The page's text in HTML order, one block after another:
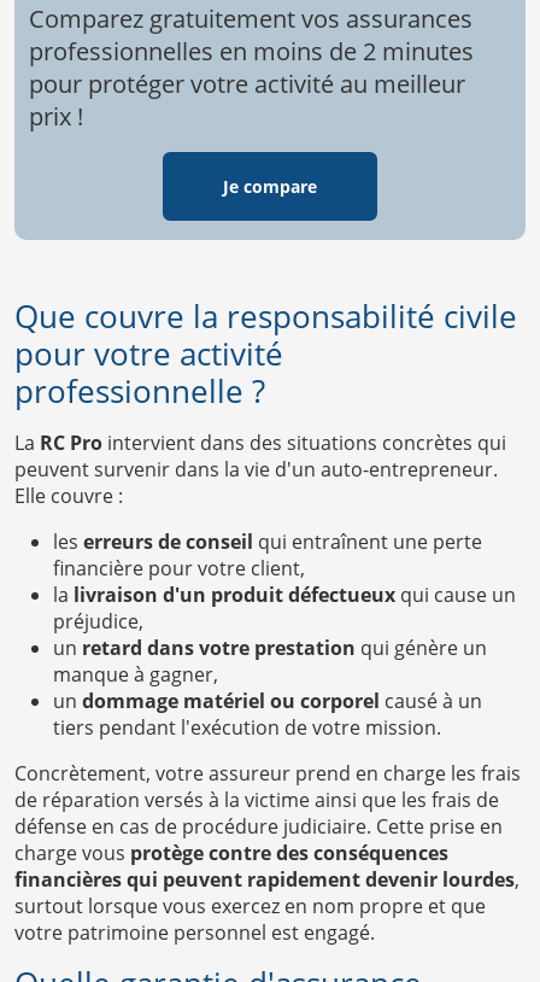
Comparez gratuitement vos assurances
professionnelles en moins de 2 minutes
pour protéger votre activité au meilleur
prix !
Je compare
Que couvre la responsabilité civile
pour votre activité
professionnelle ?
La RC Pro intervient dans des situations concrètes qui
peuvent survenir dans la vie d'un auto-entrepreneur.
Elle couvre :
les erreurs de conseil qui entraînent une perte
financière pour votre client,
la livraison d'un produit défectueux qui cause un
préjudice,
un retard dans votre prestation qui génère un
manque à gagner,
un dommage matériel ou corporel causé à un
tiers pendant l'exécution de votre mission.
Concrètement, votre assureur prend en charge les frais
de réparation versés à la victime ainsi que les frais de
défense en cas de procédure judiciaire. Cette prise en
charge vous protège contre des conséquences
financières qui peuvent rapidement devenir lourdes,
surtout lorsque vous exercez en nom propre et que
votre patrimoine personnel est engagé.